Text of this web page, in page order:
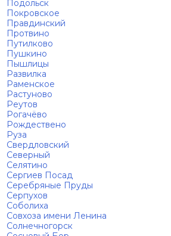
Подольск
Покровское
Правдинский
Протвино
Путилково
Пушкино
Пышлицы
Развилка
Раменское
Растуново
Реутов
Рогачёво
Рождествено
Руза
Свердловский
Северный
Селятино
Сергиев Посад
Серебряные Пруды
Серпухов
Соболиха
Совхоза имени Ленина
Солнечногорск